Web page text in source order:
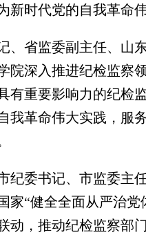
新时代党的自我革命
省监委副主任、山
院深入推进纪检监察
有重要影响力的纪检
我革命伟大实践，服
委书记、市监委主
家“健全全面从严治
动，推动纪检监察部